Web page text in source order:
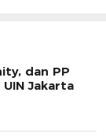
dan PP
UIN Jakarta